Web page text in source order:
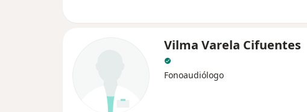
Vilma Varela Cifuentes
Fonoaudiólogo